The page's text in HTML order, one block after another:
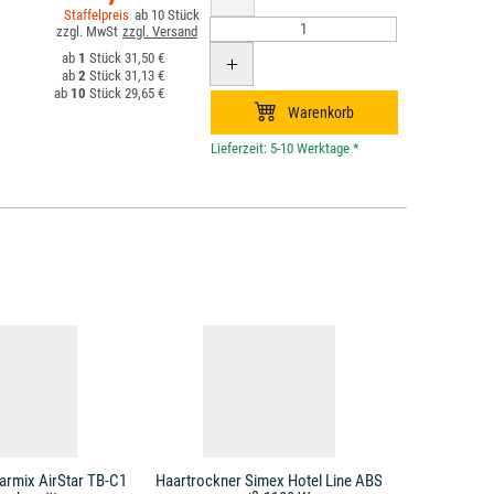
10
1
31,50 €
2
31,13 €
10
29,65 €
*
AirStar TB-C1
Haartrockner Simex Hotel Line ABS